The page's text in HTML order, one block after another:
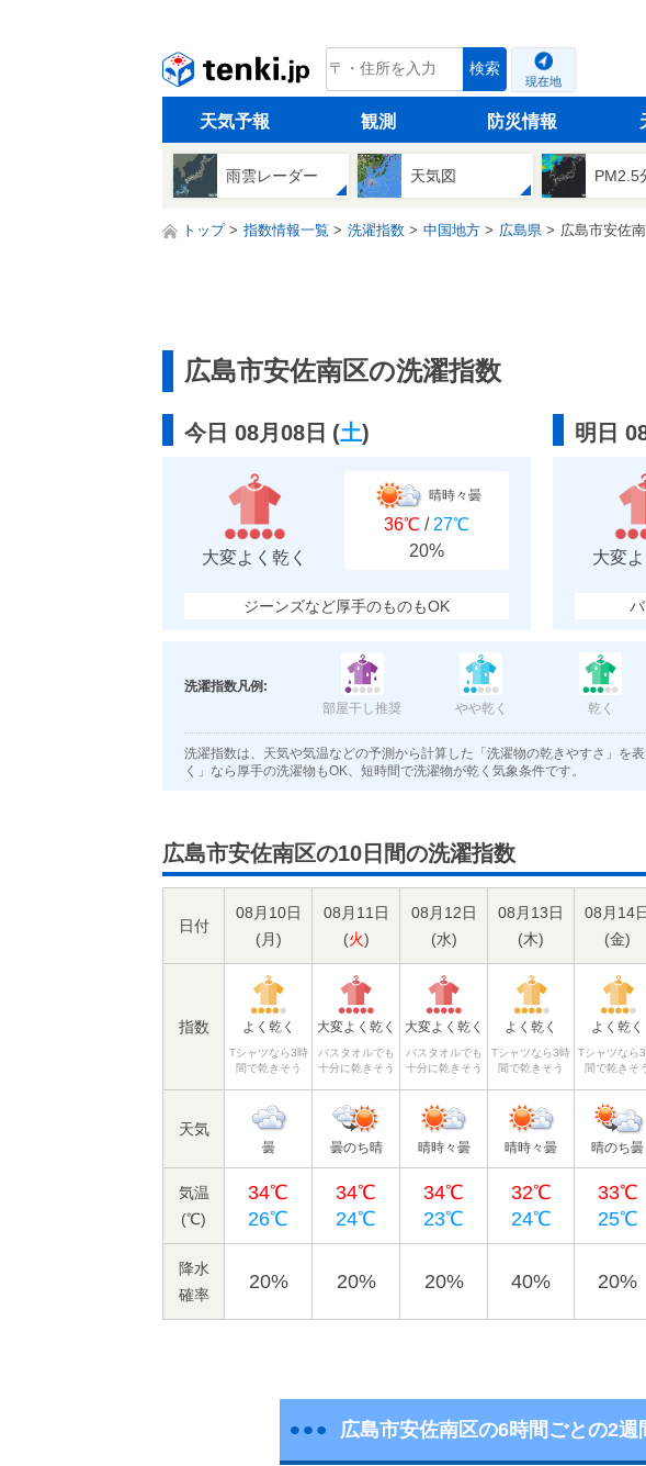
tenki.jp 検索
現在地
天気予報 観測 防災情報
雨雲レーダー 天気図 PM2.5
トップ 指数情報一覧 洗濯指数 中国地方 広島県 広島市安佐
広島市安佐南区の洗濯指数
今日 08月08日 (土)
大変よく乾く
晴時々曇
36℃ / 27℃
20%
ジーンズなど厚手のものもOK
明日
大変
洗濯指数凡例:
部屋干し推奨
やや乾く 乾く
洗濯指数は、天気や気温などの予測から計算した「洗濯物の乾きやすさ」を
く」なら厚手の洗濯物もOK、短時間で洗濯物が乾く気象条件です。
広島市安佐南区の10日間の洗濯指数
日付
08月10日
(月)
08月11日
(火)
08月12日
(水)
08月13日
(木)
08月14
(金)
指数 よく乾く
Tシャツなら3時
間で乾きそう
大変よく乾く
バスタオルでも
十分に乾きそう
大変よく乾く
バスタオルでも
十分に乾きそう
よく乾く
Tシャツなら3時
間で乾きそう
よく乾く
Tシャツなら
間で乾きそ
天気
曇 曇のち晴 晴時々曇 晴時々曇 晴のち曇
気温
(℃)
34℃
26℃
34℃
24℃
34℃
23℃
32℃
24℃
33℃
25℃
降水
確率
20% 20% 20% 40% 20%
広島市安佐南区の6時間ごとの2週